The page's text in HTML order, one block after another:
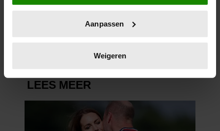
locatie, die tot een paar meter nauwkeurig kan zijn
scannen op specifieke eigenschappen (fingerprinting)
verwerkt en stel uw voorkeuren in het
intrekken in de Cookieverklaring.
We gebruiken cookies om content en advertenties te
personaliseren, om functies voor social media te bieden
en om ons websiteverkeer te analyseren. Ook delen we
Aanpassen
Weigeren
VERDWENEN WIEG TERUG